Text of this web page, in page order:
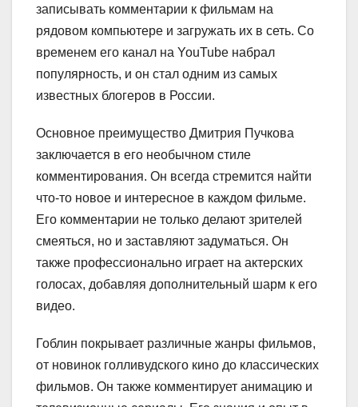
записывать комментарии к фильмам на
рядовом компьютере и загружать их в сеть. Со
временем его канал на YouTube набрал
популярность, и он стал одним из самых
известных блогеров в России.
Основное преимущество Дмитрия Пучкова
заключается в его необычном стиле
комментирования. Он всегда стремится найти
что-то новое и интересное в каждом фильме.
Его комментарии не только делают зрителей
смеяться, но и заставляют задуматься. Он
также профессионально играет на актерских
голосах, добавляя дополнительный шарм к его
видео.
Гоблин покрывает различные жанры фильмов,
от новинок голливудского кино до классических
фильмов. Он также комментирует анимацию и